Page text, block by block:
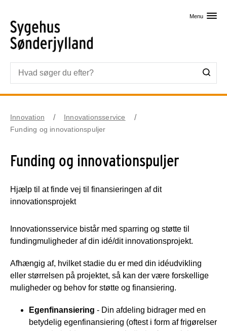
Menu
Innovation
Innovationsservice
Funding og innovationspuljer
Funding og innovationspuljer
Hjælp til at finde vej til finansieringen af dit
innovationsprojekt
Innovationsservice bistår med sparring og støtte til
fundingmuligheder af din idé/dit innovationsprojekt.
Afhængig af, hvilket stadie du er med din idéudvikling
eller størrelsen på projektet, så kan der være forskellige
muligheder og behov for støtte og finansiering.
Egenfinansiering - Din afdeling bidrager med en
betydelig egenfinansiering (oftest i form af frigørelser